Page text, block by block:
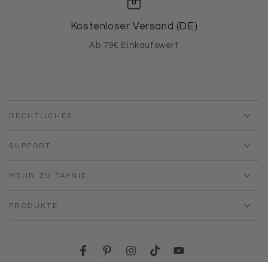
Kostenloser Versand (DE)
Ab 79€ Einkaufswert
RECHTLICHES
SUPPORT
MEHR ZU TAYNIE
PRODUKTE
FacebookPinterestInstagram
TikTokYouTube